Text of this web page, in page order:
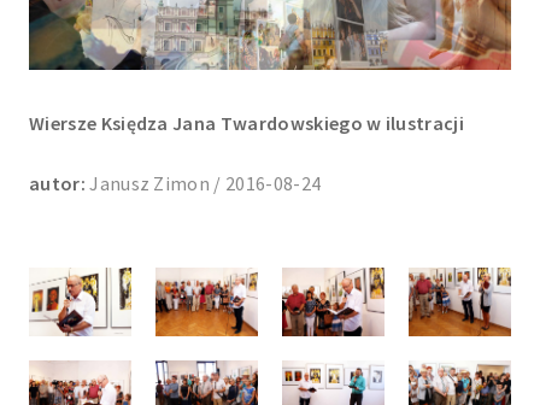
Wiersze Księdza Jana Twardowskiego w ilustracji
autor: Janusz Zimon / 2016-08-24